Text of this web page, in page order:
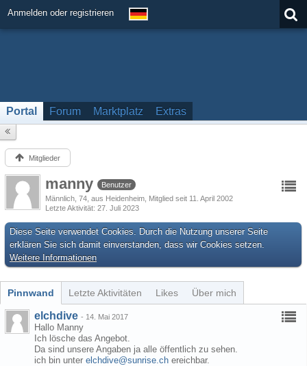
Anmelden oder registrieren
Portal Forum Marktplatz Extras
Mitglieder
manny
Benutzer
Männlich 74 aus Heidenheim Mitglied seit 11. April 2002
Letzte Aktivität 27. Juli 2023
Diese Seite verwendet Cookies. Durch die Nutzung unserer Seite
erklären Sie sich damit einverstanden, dass wir Cookies setzen.
Weitere Informationen
Pinnwand Letzte Aktivitäten Likes Über mich
elchdive - 14. Mai 2017
Hallo Manny
Ich lösche das Angebot.
Da sind unsere Angaben ja alle öffentlich zu sehen.
ich bin unter elchdive@sunrise.ch ereichbar.